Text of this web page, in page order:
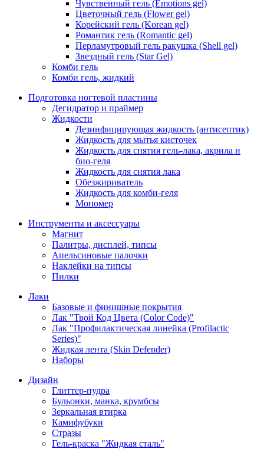
Чувственный гель (Emotions gel)
Цветочный гель (Flower gel)
Корейский гель (Korean gel)
Романтик гель (Romantic gel)
Перламутровый гель ракушка (Shell gel)
Звездный гель (Star Gel)
Комби гель
Комби гель, жидкий
Подготовка ногтевой пластины
Дегидратор и праймер
Жидкости
Дезинфицирующая жидкость (антисептик)
Жидкость для мытья кисточек
Жидкость для снятия гель-лака, акрила и
био-геля
Жидкость для снятия лака
Обезжириватель
Жидкость для комби-геля
Мономер
Инструменты и аксессуары
Магнит
Палитры, дисплей, типсы
Апельсиновые палочки
Наклейки на типсы
Пилки
Лаки
Базовые и финишные покрытия
Лак "Твой Код Цвета (Color Code)"
Лак "Профилактическая линейка (Profilactic
Series)"
Жидкая лента (Skin Defender)
Наборы
Дизайн
Глиттер-пудра
Бульонки, манка, крумбсы
Зеркальная втирка
Камифубуки
Стразы
Гель-краска "Жидкая сталь"